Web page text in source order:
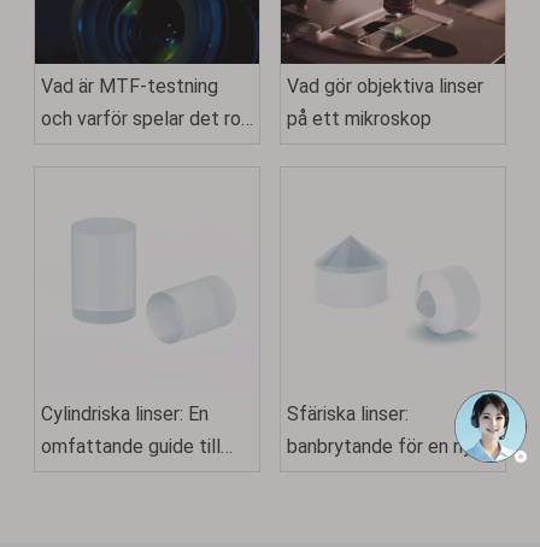
Vad är MTF-testning
och varför spelar det roll
Vad gör objektiva linser
på ett mikroskop
Cylindriska linser: En
omfattande guide till
Sfäriska linser:
banbrytande för en ny